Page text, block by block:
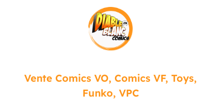
Vente Comics VO, Comics VF, Toys,
Funko, VPC